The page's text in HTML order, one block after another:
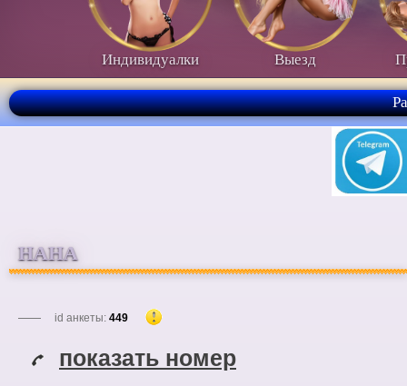
Индивидуалки Выезд
НАНА
id анкеты: 449
показать номер